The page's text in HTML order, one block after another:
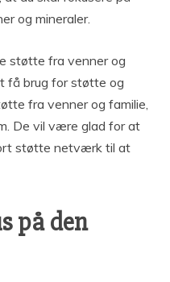
og mineraler.
støtte fra venner og
få brug for støtte og
fra venner og familie,
De vil være glad for at
støtte netværk til at
på den